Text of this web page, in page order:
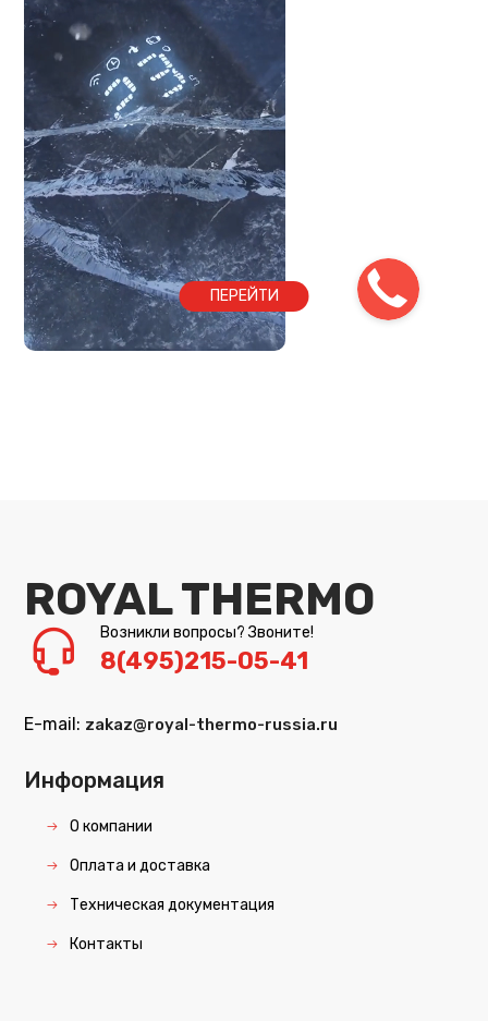
ПЕРЕЙТИ
ROYAL THERMO
Возникли вопросы? Звоните!
8(495)215-05-41
E-mail: zakaz@royal-thermo-russia.ru
Информация
О компании
Оплата и доставка
Техническая документация
Контакты